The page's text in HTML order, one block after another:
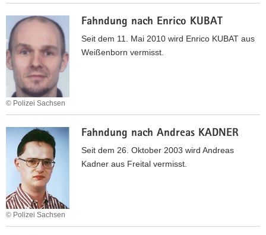
e
r
U
n
t
r
u
n
d
N
S
U
i
s
L
u
c
i
a
D
.
a
c
h
K
a
r
s
t
n
B
O
R
E
M
A
a
n
u
n
g
n
c
h
M
a
d
i
n
Fahndung nach Enrico KUBAT
© Polizei Sachsen
Seit dem 11. Mai 2010 wird Enrico KUBAT aus
Weißenborn vermisst.
h
n
d
u
n
g
n
Fahndung nach Andreas KADNER
© Polizei Sachsen
Seit dem 26. Oktober 2003 wird Andreas
Kadner aus Freital vermisst.